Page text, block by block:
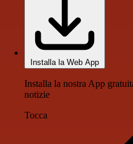
Installa la Web App
Installa la nostra App
notizie
Tocca